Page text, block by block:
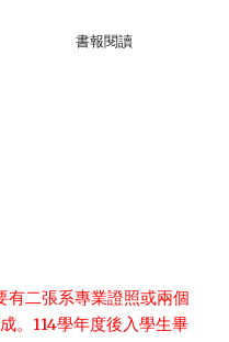
書報閱讀
有二張系專業證照或兩個
。114學年度後入學生畢